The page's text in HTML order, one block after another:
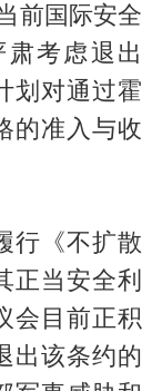
前国际安全
考虑退出
划对通过霍
的准入与收
行《不扩散
正当安全利
会目前正积
出该条约的